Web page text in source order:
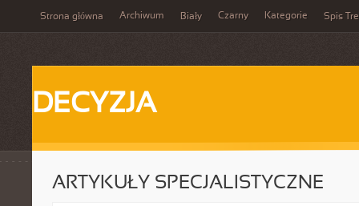
Strona główna Archiwum Biały Czarny Kategorie Spis
DECYZJA
ARTYKUŁY SPECJALISTYCZNE